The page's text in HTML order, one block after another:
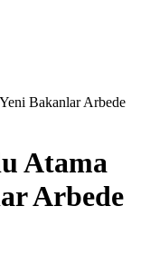
Bakanlar Arbede
Atama
Arbede